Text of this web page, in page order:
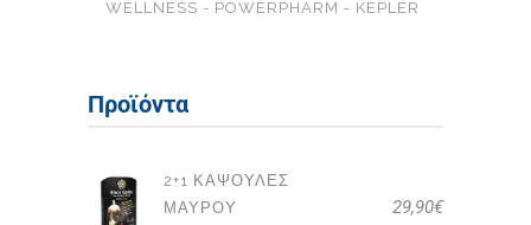
WELLNESS - POWERPHARM - KEPLER
Προϊόντα
2+1 ΚΆΨΟΥΛΕΣ
ΜΑΎΡΟΥ
29,90€